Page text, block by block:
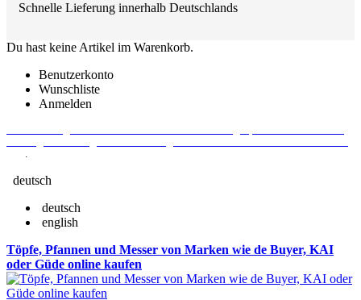
Schnelle Lieferung innerhalb Deutschlands
Du hast keine Artikel im Warenkorb.
Benutzerkonto
Wunschliste
Anmelden
.
deutsch
deutsch
english
Töpfe, Pfannen und Messer von Marken wie de Buyer, KAI
oder Güde online kaufen